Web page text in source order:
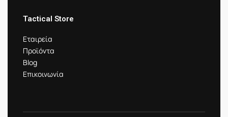
Tactical Store
Εταιρεία
Προϊόντα
Blog
Επικοινωνία